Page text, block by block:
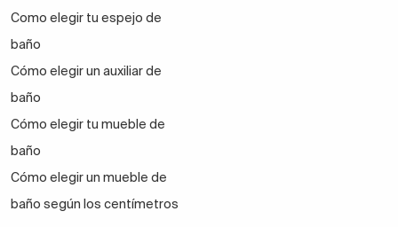
Como elegir tu espejo de
baño
Cómo elegir un auxiliar de
baño
Cómo elegir tu mueble de
baño
Cómo elegir un mueble de
baño según los centímetros